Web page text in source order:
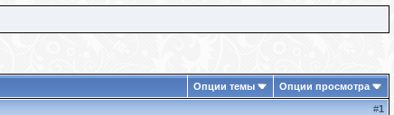
Опции темы Опции просмотра
#1